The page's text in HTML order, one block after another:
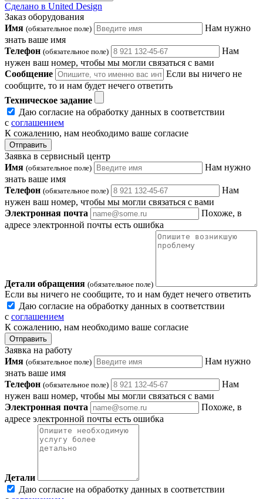
Сделано в United Design
Заказ оборудования
Имя (обязательное поле)
Нам нужно
знать ваше имя
Телефон (обязательное поле)
Нам
нужен ваш номер, чтобы мы могли связаться с вами
Сообщение
Если вы ничего не
сообщите, то и нам будет нечего ответить
Техническое задание
Даю согласие на обработку данных в соответствии
с соглашением
К сожалению, нам необходимо ваше согласие
Отправить
Заявка в сервисный центр
Имя (обязательное поле)
Нам нужно
знать ваше имя
Телефон (обязательное поле)
Нам
нужен ваш номер, чтобы мы могли связаться с вами
Электронная почта
Похоже, в
адресе электронной почты есть ошибка
Детали обращения (обязательное поле)
Если вы ничего не сообщите, то и нам будет нечего ответить
Даю согласие на обработку данных в соответствии
с соглашением
К сожалению, нам необходимо ваше согласие
Отправить
Заявка на работу
Имя (обязательное поле)
Нам нужно
знать ваше имя
Телефон (обязательное поле)
Нам
нужен ваш номер, чтобы мы могли связаться с вами
Электронная почта
Похоже, в
адресе электронной почты есть ошибка
Детали
Даю согласие на обработку данных в соответствии